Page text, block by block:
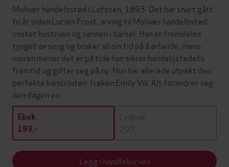
Molvær handelssted i Lofoten, 1893: Det har snart gått
to år siden Lucien Frost, arving til Molvær handelssted,
mistet hustruen og sønnen i barsel. Han er fremdeles
tynget av sorg og bruker all sin tid på å arbeide, mens
moren mener det er på tide han sikrer handelsstedets
fremtid og gifter seg på ny. Hun har allerede utpekt den
perfekte kandidaten: frøken Emily Vik.Alt forandrer seg
den dagen en…
Ebok
199,-
Lydbok
299,-
Legg i handlekurven